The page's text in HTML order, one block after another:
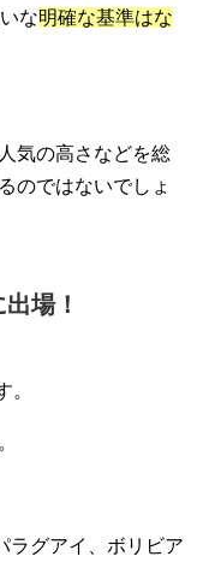
な明確な基準はな
気の高さなどを総
のではないでしょ
場！
。
ラグアイ、ボリビア